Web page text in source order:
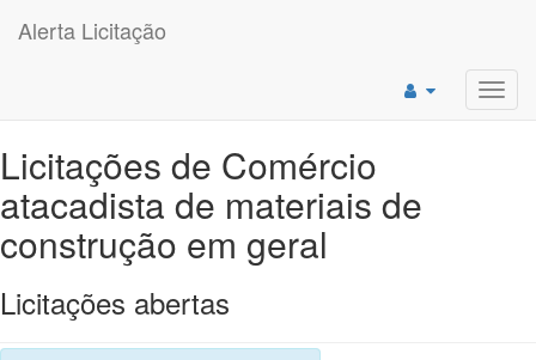
Alerta Licitação
Licitações de Comércio
atacadista de materiais de
construção em geral
Licitações abertas